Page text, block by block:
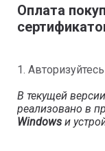
Оплата
1.
В текущей
реализовано в
Windows и